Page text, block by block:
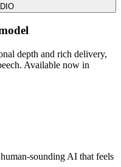
depth and rich delivery,
Available now in
sounding AI that feels